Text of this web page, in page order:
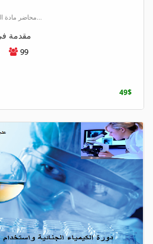
محاضر مادة الكيمياء وباحث في الطاقة...
مقدمة فى
99
49$